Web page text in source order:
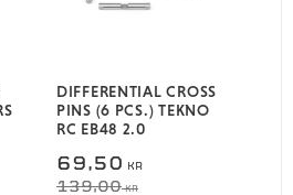
DIFFERENTIAL CROSS
PINS (6 PCS.) TEKNO
RC EB48 2.0
69,50 KR
139,00KR